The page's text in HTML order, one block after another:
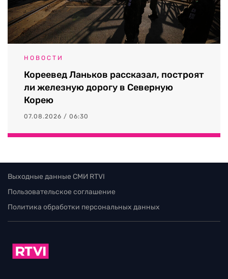
НОВОСТИ
Кореевед Ланьков рассказал, построят
ли железную дорогу в Северную
Корею
07.08.2026 / 06:30
Выходные данные СМИ RTVI
Пользовательское соглашение
Политика обработки персональных данных